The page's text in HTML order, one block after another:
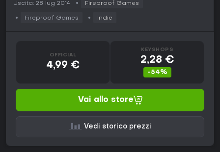
Uscita: 28 lug 2014 Fireproof Games
Fireproof Games Indie
OFFICIAL
4,99 €
KEYSHOPS
2,28 €
-54%
Vai allo store
Vedi storico prezzi